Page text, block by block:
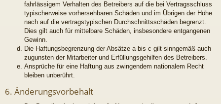
fahrlässigem Verhalten des Betreibers auf die bei Vertragsschluss
typischerweise vorhersehbaren Schäden und im Übrigen der Höhe
nach auf die vertragstypischen Durchschnittsschäden begrenzt.
Dies gilt auch für mittelbare Schäden, insbesondere entgangenen
Gewinn.
Die Haftungsbegrenzung der Absätze a bis c gilt sinngemäß auch
zugunsten der Mitarbeiter und Erfüllungsgehilfen des Betreibers.
Ansprüche für eine Haftung aus zwingendem nationalem Recht
bleiben unberührt.
6. Änderungsvorbehalt